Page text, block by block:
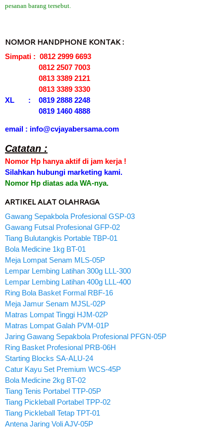
pesanan barang tersebut.
NOMOR HANDPHONE KONTAK :
Simpati : 0812 2999 6693
0812 2507 7003
0813 3389 2121
0813 3389 3330
XL : 0819 2888 2248
0819 1460 4888
email : info@cvjayabersama.com
Catatan :
Nomor Hp hanya aktif di jam kerja !
Silahkan hubungi marketing kami.
Nomor Hp diatas ada WA-nya.
ARTIKEL ALAT OLAHRAGA
Gawang Sepakbola Profesional GSP-03
Gawang Futsal Profesional GFP-02
Tiang Bulutangkis Portable TBP-01
Bola Medicine 1kg BT-01
Meja Lompat Senam MLS-05P
Lempar Lembing Latihan 300g LLL-300
Lempar Lembing Latihan 400g LLL-400
Ring Bola Basket Formal RBF-16
Meja Jamur Senam MJSL-02P
Matras Lompat Tinggi HJM-02P
Matras Lompat Galah PVM-01P
Jaring Gawang Sepakbola Profesional PFGN-05P
Ring Basket Profesional PRB-06H
Starting Blocks SA-ALU-24
Catur Kayu Set Premium WCS-45P
Bola Medicine 2kg BT-02
Tiang Tenis Portabel TTP-05P
Tiang Pickleball Portabel TPP-02
Tiang Pickleball Tetap TPT-01
Antena Jaring Voli AJV-05P